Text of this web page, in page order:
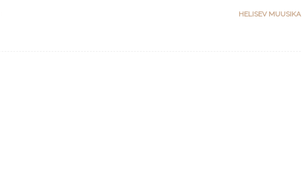
HELISEV MUUSIKA